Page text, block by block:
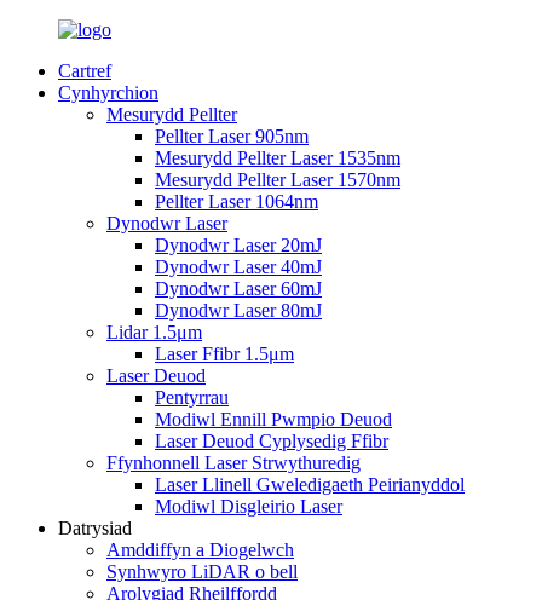
Cartref
Cynhyrchion
Mesurydd Pellter
Pellter Laser 905nm
Mesurydd Pellter Laser 1535nm
Mesurydd Pellter Laser 1570nm
Pellter Laser 1064nm
Dynodwr Laser
Dynodwr Laser 20mJ
Dynodwr Laser 40mJ
Dynodwr Laser 60mJ
Dynodwr Laser 80mJ
Lidar 1.5μm
Laser Ffibr 1.5μm
Laser Deuod
Pentyrrau
Modiwl Ennill Pwmpio Deuod
Laser Deuod Cyplysedig Ffibr
Ffynhonnell Laser Strwythuredig
Laser Llinell Gweledigaeth Peirianyddol
Modiwl Disgleirio Laser
Datrysiad
Amddiffyn a Diogelwch
Synhwyro LiDAR o bell
Arolygiad Rheilffordd